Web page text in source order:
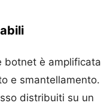
botnet è amplificata
e smantellamento.
distribuiti su un